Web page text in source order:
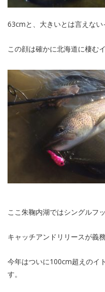
63cmと、大きいとは言えない
この顔は確かに北海道に棲む
ここ朱鞠内湖ではシングルフ
キャッチアンドリリースが義
今年はついに100cm超えのイ
す。